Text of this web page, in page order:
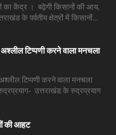
का केंद्र । बढ़ेगी किसानों की आय,
के पर्वतीय क्षेत्रों में किसानों...
टिप्पणी करने वाला मनचला
टिप्पणी करने वाला मनचला
उत्तराखंड के रुद्रप्रयाग
की आहट